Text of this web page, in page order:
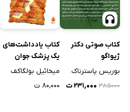
کتاب صوتی دکتر
ژیواگو
بوریس پاسترناک
۳۸۵۰۰۰ ۲۳۱,۰۰۰ ت
کتاب یادداشت‌های
یک پزشک جوان
میخائیل بولگاکف
۸۰,۰۰۰ ت